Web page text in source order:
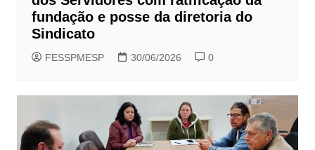
fundação e posse da diretoria do
Sindicato
FESSPMESP 30/06/2026 0